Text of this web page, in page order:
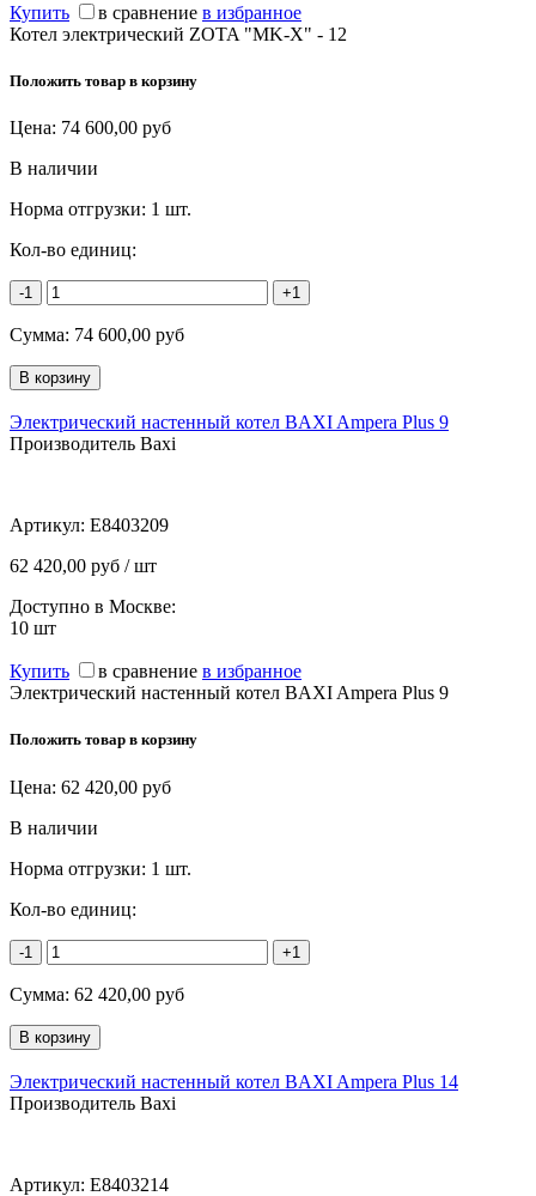
Купить в сравнение в избранное
Котел электрический ZOTA "MK-X" - 12
Положить товар в корзину
Цена: 74 600,00 руб
В наличии
Норма отгрузки: 1 шт.
Кол-во единиц:
-1 +1
Сумма: 74 600,00 руб
Электрический настенный котел BAXI Ampera Plus 9
Производитель Baxi
Артикул: E8403209
62 420,00 руб / шт
Доступно в Москве:
10 шт
Купить в сравнение в избранное
Электрический настенный котел BAXI Ampera Plus 9
Положить товар в корзину
Цена: 62 420,00 руб
В наличии
Норма отгрузки: 1 шт.
Кол-во единиц:
-1 +1
Сумма: 62 420,00 руб
Электрический настенный котел BAXI Ampera Plus 14
Производитель Baxi
Артикул: E8403214